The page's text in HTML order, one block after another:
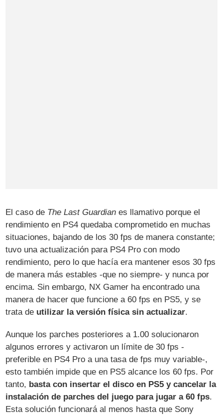
El caso de The Last Guardian es llamativo porque el
rendimiento en PS4 quedaba comprometido en muchas
situaciones, bajando de los 30 fps de manera constante;
tuvo una actualización para PS4 Pro con modo
rendimiento, pero lo que hacía era mantener esos 30 fps
de manera más estables -que no siempre- y nunca por
encima. Sin embargo, NX Gamer ha encontrado una
manera de hacer que funcione a 60 fps en PS5, y se
trata de utilizar la versión física sin actualizar.
Aunque los parches posteriores a 1.00 solucionaron
algunos errores y activaron un límite de 30 fps -
preferible en PS4 Pro a una tasa de fps muy variable-,
esto también impide que en PS5 alcance los 60 fps. Por
tanto, basta con insertar el disco en PS5 y cancelar la
instalación de parches del juego para jugar a 60 fps.
Esta solución funcionará al menos hasta que Sony